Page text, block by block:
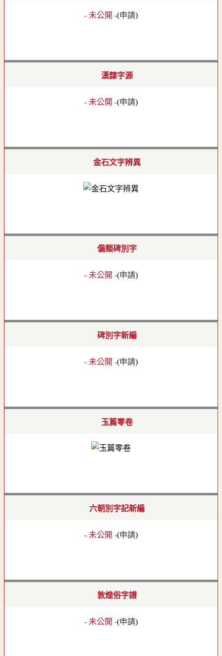
- 未公開 -(申請)
漢隸字源
- 未公開 -(申請)
金石文字辨異
偏類碑別字
- 未公開 -(申請)
碑別字新編
- 未公開 -(申請)
玉篇零卷
六朝別字記新編
- 未公開 -(申請)
敦煌俗字譜
- 未公開 -(申請)